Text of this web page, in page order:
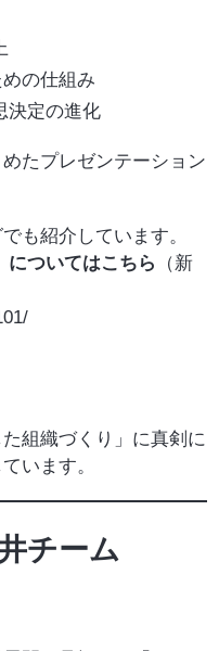
の仕組み
決定の進化
たプレゼンテーション
も紹介しています。
についてはこちら
（新
組織づくり」に真剣に
います。
チーム